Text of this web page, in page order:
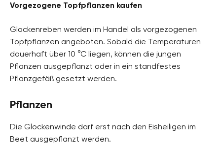
Vorgezogene Topfpflanzen kaufen
Glockenreben werden im Handel als vorgezogenen
Topfpflanzen angeboten. Sobald die Temperaturen
dauerhaft über 10 °C liegen, können die jungen
Pflanzen ausgepflanzt oder in ein standfestes
Pflanzgefäß gesetzt werden.
Pflanzen
Die Glockenwinde darf erst nach den Eisheiligen im
Beet ausgepflanzt werden.